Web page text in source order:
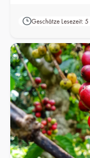
Geschätze Lesezeit: